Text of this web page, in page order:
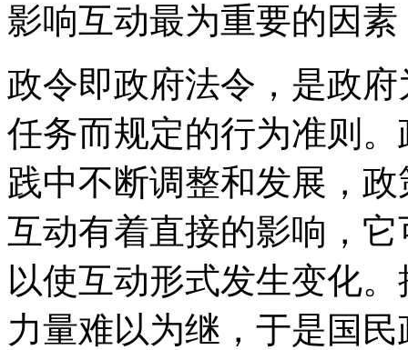
影响互动最为重要的因
政令即政府法令，是政
任务而规定的行为准则
践中不断调整和发展，
互动有着直接的影响，
以使互动形式发生变化
力量难以为继，于是国